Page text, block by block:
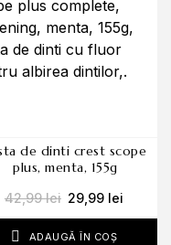
ADAUGĂ ÎN COȘ
plus, menta, 155g
42,99lei 29,99 lei